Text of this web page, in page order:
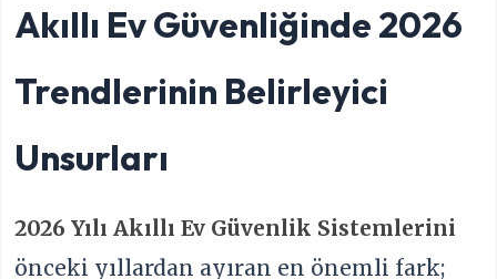
Akıllı Ev Güvenliğinde 2026
Trendlerinin Belirleyici
Unsurları
2026 Yılı Akıllı Ev Güvenlik Sistemlerini
önceki yıllardan ayıran en önemli fark;